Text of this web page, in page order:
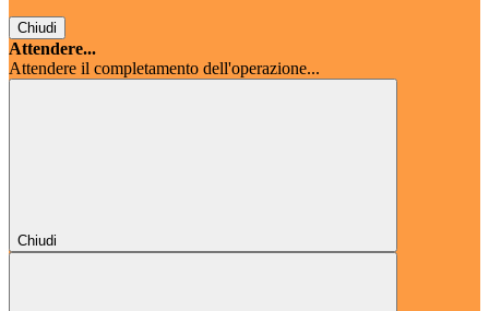
Chiudi
Attendere...
Attendere il completamento dell'operazione...
Chiudi